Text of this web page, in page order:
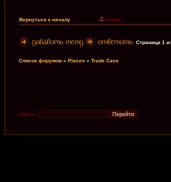
Вернуться к началу
Страница 1
Список форумов » Places » Trade Cave
Найти: